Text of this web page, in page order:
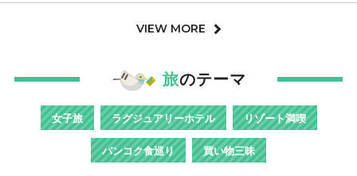
VIEW MORE
旅のテーマ
女子旅 ラグジュアリーホテル リゾート満喫
バンコク食巡り 買い物三昧